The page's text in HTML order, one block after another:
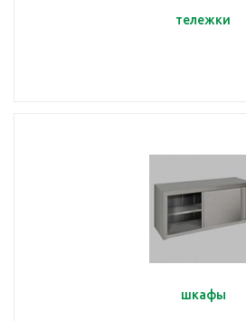
тележки
шкафы